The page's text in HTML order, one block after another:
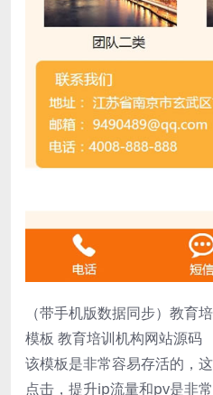
（带手机版数据同步）教育
模板 教育培训机构网站源码
该模板是非常容易存活的，
点击，提升ip流量和pv是非